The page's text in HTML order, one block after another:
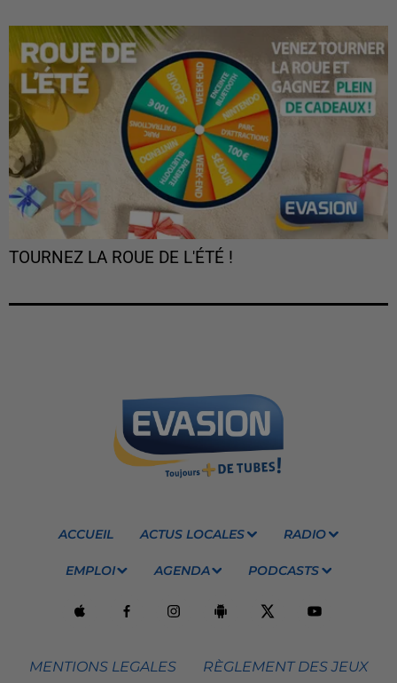
TOURNEZ LA ROUE DE L'ÉTÉ !
ACCUEIL ACTUS LOCALES RADIO
EMPLOI AGENDA PODCASTS
MENTIONS LEGALES RÈGLEMENT DES JEUX